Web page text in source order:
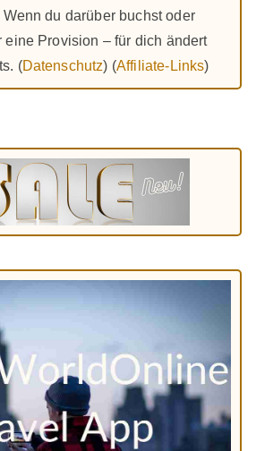
du darüber buchst oder
eine Provision – für dich ändert
(Datenschutz) (Affiliate-Links)